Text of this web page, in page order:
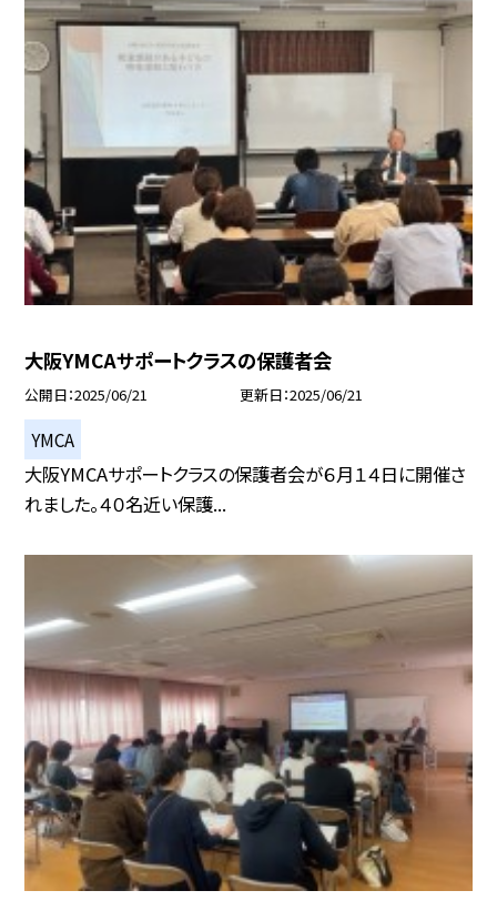
大阪YMCAサポートクラスの保護者会
公開日 2025/06/21 更新日 2025/06/21
YMCA
大阪YMCAサポートクラスの保護者会が６月１４日に開催さ
れました。４０名近い保護...